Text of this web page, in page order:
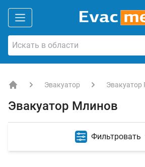
Эвакуатор Эвакуатор
Эвакуатор Млинов
Фильтровать